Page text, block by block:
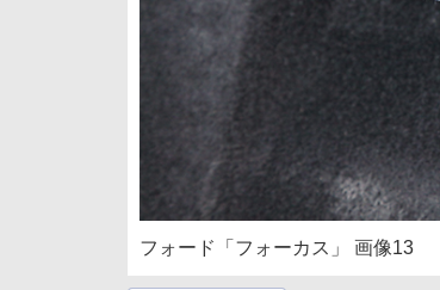
フォード「フォーカス」 画像13